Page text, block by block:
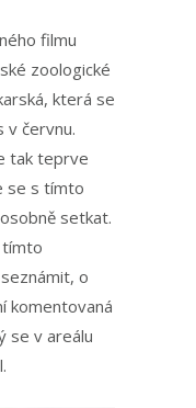
filmu
zoologické
která se
v červnu.
tak teprve
se s tímto
setkat.
tímto
o
komentovaná
se v areálu